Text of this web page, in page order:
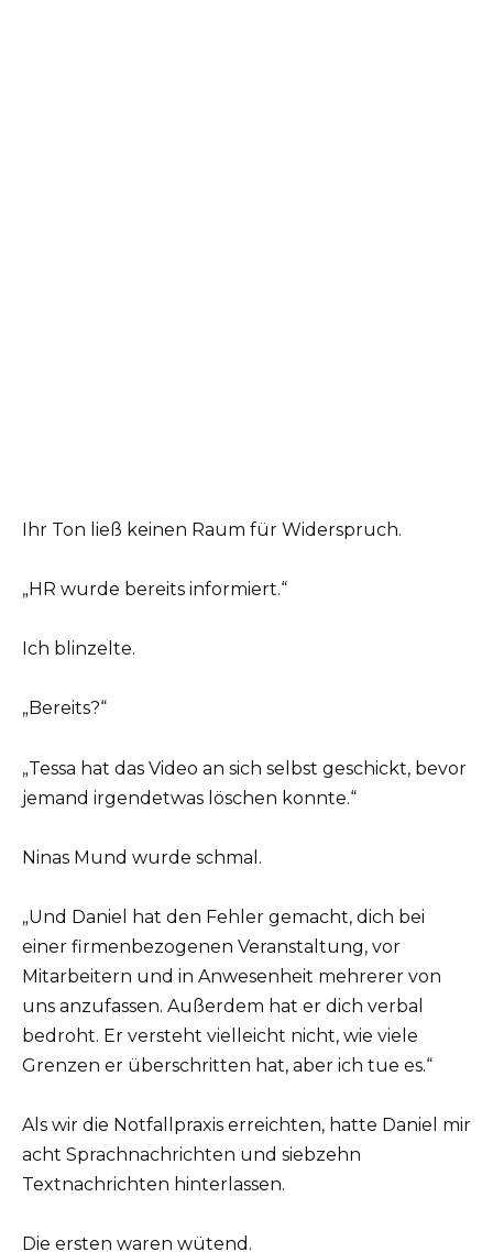
Ihr Ton ließ keinen Raum für Widerspruch.
„HR wurde bereits informiert.“
Ich blinzelte.
„Bereits?“
„Tessa hat das Video an sich selbst geschickt, bevor
jemand irgendetwas löschen konnte.“
Ninas Mund wurde schmal.
„Und Daniel hat den Fehler gemacht, dich bei
einer firmenbezogenen Veranstaltung, vor
Mitarbeitern und in Anwesenheit mehrerer von
uns anzufassen. Außerdem hat er dich verbal
bedroht. Er versteht vielleicht nicht, wie viele
Grenzen er überschritten hat, aber ich tue es.“
Als wir die Notfallpraxis erreichten, hatte Daniel mir
acht Sprachnachrichten und siebzehn
Textnachrichten hinterlassen.
Die ersten waren wütend.